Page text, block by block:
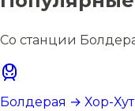
Со станции
Болдерая → Хор-Хут